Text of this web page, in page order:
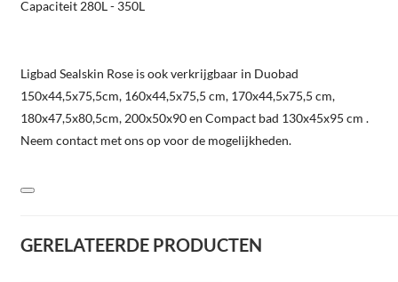
Capaciteit 280L - 350L
Ligbad Sealskin Rose is ook verkrijgbaar in Duobad
150x44,5x75,5cm, 160x44,5x75,5 cm, 170x44,5x75,5 cm,
180x47,5x80,5cm, 200x50x90 en Compact bad 130x45x95 cm .
Neem contact met ons op voor de mogelijkheden.
GERELATEERDE PRODUCTEN